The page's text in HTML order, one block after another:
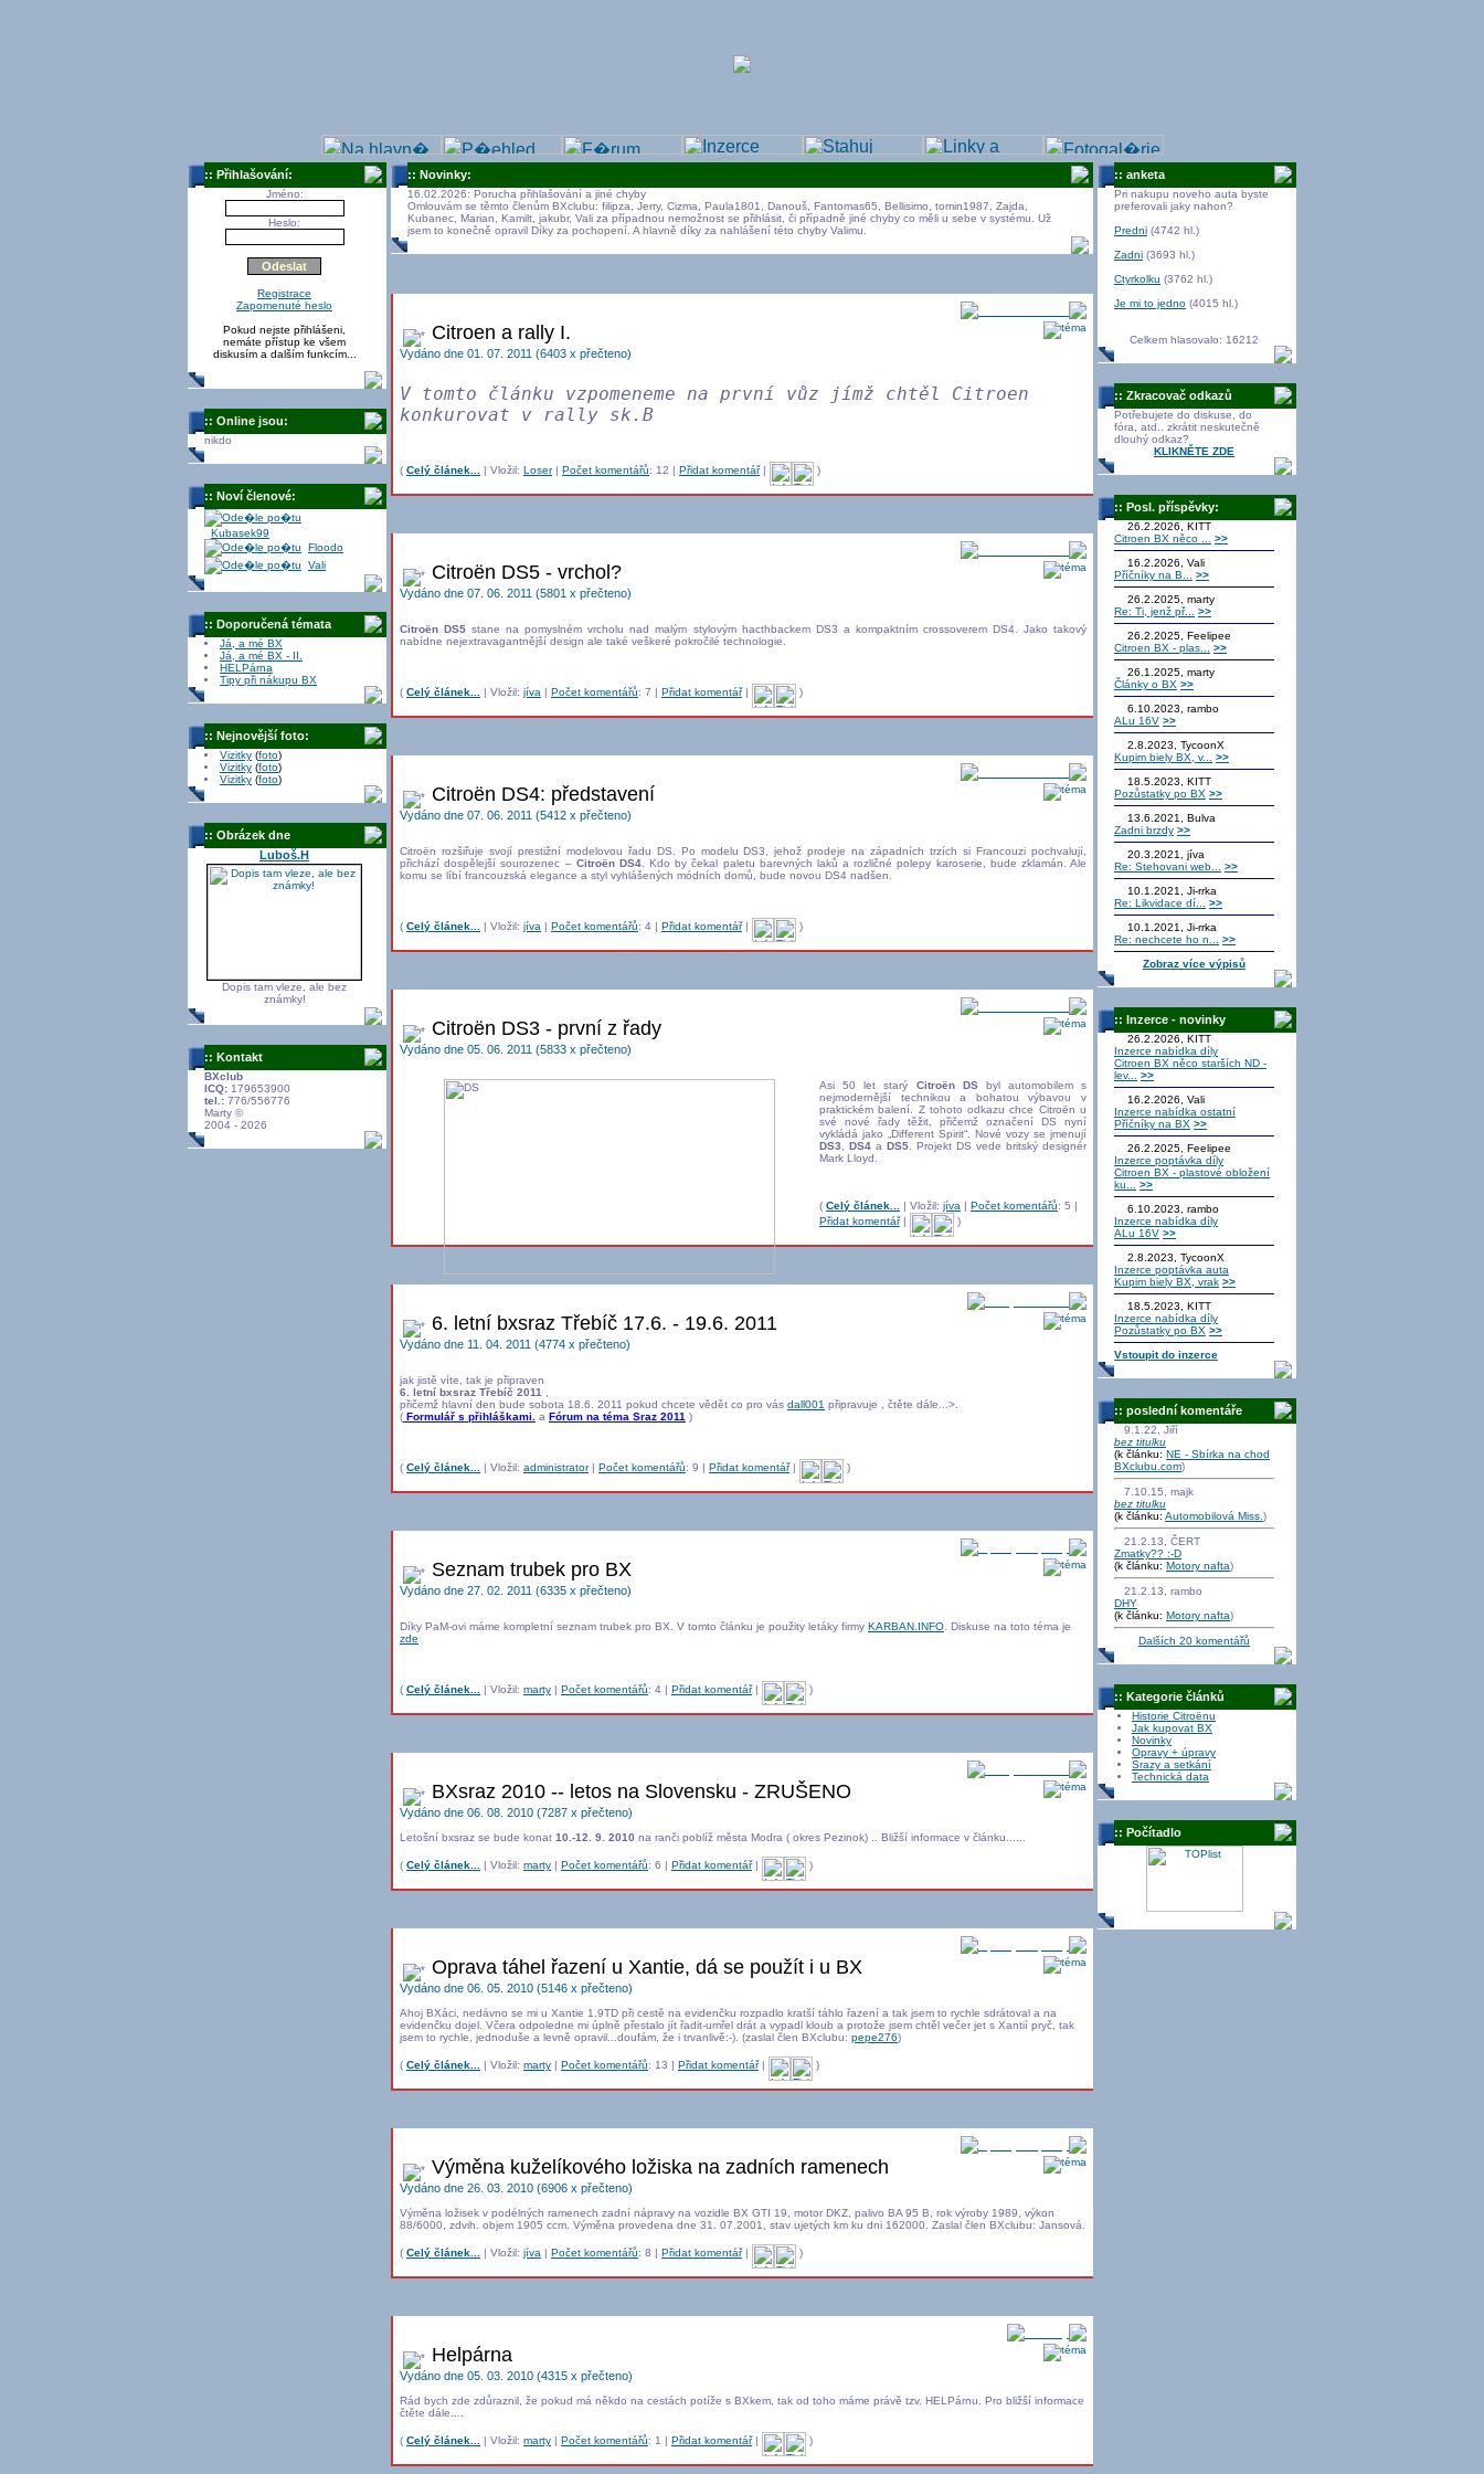
:: Přihlašování:
Jméno:
Heslo:
Registrace
Zapomenuté heslo
Pokud nejste přihlášeni,
nemáte přístup ke všem
diskusím a dalším funkcím...
:: Online jsou:
nikdo
:: Noví členové:
Kubasek99
Floodo
Vali
:: Doporučená témata
Já, a mé BX
Já, a mé BX - II.
HELPárna
Tipy při nákupu BX
:: Nejnovější foto:
Vizitky (foto)
Vizitky (foto)
Vizitky (foto)
:: Obrázek dne
Luboš.H
Dopis tam vleze, ale bez
známky!
:: Kontakt
BXclub
ICQ: 179653900
tel.: 776/556776
Marty ©
2004 - 2026
:: Novinky:
16.02.2026: Porucha přihlašování a jiné chyby
Omlouvám se těmto členům BXclubu: filipza, Jerry, Cizma, Paula1801, Danouš, Fantomas65, Bellisimo, tomin1987, Zajda,
Kubanec, Marian, Kamilt, jakubr, Vali za případnou nemožnost se přihlásit, či případně jiné chyby co měli u sebe v systému. Už
jsem to konečně opravil Díky za pochopení. A hlavně díky za nahlášení této chyby Valimu.
Citroen a rally I.
Vydáno dne 01. 07. 2011 (6403 x přečteno)
V tomto článku vzpomeneme na první vůz jímž chtěl Citroen
konkurovat v rally sk.B
( Celý článek... | Vložil: Loser| Počet komentářů: 12 | Přidat komentář| )
Citroën DS5 - vrchol?
Vydáno dne 07. 06. 2011 (5801 x přečteno)
Citroën DS5 stane na pomyslném vrcholu nad malým stylovým hacthbackem DS3 a kompaktním crossoverem DS4. Jako takový
nabídne nejextravagantnější design ale také veškeré pokročilé technologie.
( Celý článek... | Vložil: jíva | Počet komentářů: 7 | Přidat komentář| )
Citroën DS4: představení
Vydáno dne 07. 06. 2011 (5412 x přečteno)
Citroën rozšiřuje svojí prestižní modelovou řadu DS. Po modelu DS3, jehož prodeje na západních trzích si Francouzi pochvalují,
přichází dospělejší sourozenec – Citroën DS4. Kdo by čekal paletu barevných laků a rozličné polepy karoserie, bude zklamán. Ale
komu se líbí francouzská elegance a styl vyhlášených módních domů, bude novou DS4 nadšen.
( Celý článek... | Vložil: jíva | Počet komentářů: 4 | Přidat komentář| )
Citroën DS3 - první z řady
Vydáno dne 05. 06. 2011 (5833 x přečteno)
Asi 50 let starý Citroën DSbyl automobilem s
nejmodernější technikou a bohatou výbavou v
praktickém balení. Z tohoto odkazu chce Citroën u
své nové řady těžit, přičemž označení DS nyní
vykládá jako „Different Spirit“. Nové vozy se jmenují
DS3
DS4 a DS5 . Projekt DS vede britský designér
Mark Lloyd.
( Celý článek... | Vložil: jíva | Počet komentářů: 5 |
Přidat komentář| )
6. letní bxsraz Třebíč 17.6. - 19.6. 2011
Vydáno dne 11. 04. 2011 (4774 x přečteno)
jak jistě víte, tak je připraven
6. letní bxsraz Třebíč 2011
přičemž hlavní den bude sobota 18.6. 2011 pokud chcete vědět co pro vás dall001 připravuje , čtěte dále...>.
( Formulář s přihláškami. a Fórum na téma Sraz 2011 )
( Celý článek... | Vložil: administrator| Počet komentářů: 9 | Přidat komentář| )
Seznam trubek pro BX
Vydáno dne 27. 02. 2011 (6335 x přečteno)
Díky PaM-ovi máme kompletní seznam trubek pro BX. V tomto článku je použity letáky firmy KARBAN.INFO . Diskuse na toto téma je
zde
( Celý článek... | Vložil: marty | Počet komentářů: 4 | Přidat komentář| )
BXsraz 2010 -- letos na Slovensku - ZRUŠENO
Vydáno dne 06. 08. 2010 (7287 x přečteno)
Letošní bxsraz se bude konat 10.-12. 9. 2010 na ranči poblíž města Modra ( okres Pezinok) .. Bližší informace v článku......
( Celý článek... | Vložil: marty | Počet komentářů: 6 | Přidat komentář| )
Oprava táhel řazení u Xantie, dá se použít i u BX
Vydáno dne 06. 05. 2010 (5146 x přečteno)
Ahoj BXáci, nedávno se mi u Xantie 1.9TD při cestě na evidenčku rozpadlo kratší táhlo řazení a tak jsem to rychle sdrátoval a na
evidenčku dojel. Včera odpoledne mi úplně přestalo jít řadit-umřel drát a vypadl kloub a protože jsem chtěl večer jet s Xantií pryč, tak
jsem to rychle, jednoduše a levně opravil...doufám, že i trvanlivě:-). (zaslal člen BXclubu: pepe276)
( Celý článek... | Vložil: marty | Počet komentářů: 13 | Přidat komentář| )
Výměna kuželíkového ložiska na zadních ramenech
Vydáno dne 26. 03. 2010 (6906 x přečteno)
Výměna ložisek v podélných ramenech zadní nápravy na vozidle BX GTI 19, motor DKZ, palivo BA 95 B, rok výroby 1989, výkon
88/6000, zdvih. objem 1905 ccm. Výměna provedena dne 31. 07.2001, stav ujetých km ku dni 162000. Zaslal člen BXclubu: Jansová.
( Celý článek... | Vložil: jíva | Počet komentářů: 8 | Přidat komentář| )
Helpárna
Vydáno dne 05. 03. 2010 (4315 x přečteno)
Rád bych zde zdůraznil, že pokud má někdo na cestách potíže s BXkem, tak od toho máme právě tzv. HELPárnu. Pro bližší informace
čtěte dále....
( Celý článek... | Vložil: marty | Počet komentářů: 1 | Přidat komentář| )
:: anketa
Pri nakupu noveho auta byste
preferovali jaky nahon?
Predni (4742 hl.)
Zadni (3693 hl.)
Ctyrkolku (3762 hl.)
Je mi to jedno (4015 hl.)
Celkem hlasovalo: 16212
:: Zkracovač odkazů
Potřebujete do diskuse, do
fóra, atd.. zkrátit neskutečně
dlouhý odkaz?
KLIKNĚTE ZDE
:: Posl. příspěvky:
26.2.2026, KITT
Citroen BX něco ...
>>
16.2.2026, Vali
Příčníky na B...
>>
26.2.2025, marty
Re: Ti, jenž př...
>>
26.2.2025, Feelipee
Citroen BX - plas...
>>
26.1.2025, marty
Články o BX >>
6.10.2023, rambo
ALu 16V >>
2.8.2023, TycoonX
Kupim biely BX, v...
>>
18.5.2023, KITT
Pozůstatky po BX >>
13.6.2021, Bulva
Zadni brzdy >>
20.3.2021, jíva
Re: Stehovani web...
>>
10.1.2021, Ji-rrka
Re: Likvidace dí...
>>
10.1.2021, Ji-rrka
Re: nechcete ho n...
>>
Zobraz více výpisů
:: Inzerce - novinky
26.2.2026, KITT
Inzerce nabídka díly
Citroen BX něco starších ND -
lev...
>>
16.2.2026, Vali
Inzerce nabídka ostatní
Příčníky na BX >>
26.2.2025, Feelipee
Inzerce poptávka díly
Citroen BX - plastové obložení
ku...
>>
6.10.2023, rambo
Inzerce nabídka díly
ALu 16V >>
2.8.2023, TycoonX
Inzerce poptávka auta
Kupim biely BX, vrak >>
18.5.2023, KITT
Inzerce nabídka díly
Pozůstatky po BX >>
Vstoupit do inzerce
:: poslední komentáře
9.1.22, Jiří
bez titulku
(k článku: NE - Sbírka na chod
BXclubu.com)
7.10.15, majk
bez titulku
(k článku: Automobilová Miss. )
21.2.13, ČERT
Zmatky?? :-D
(k článku: Motory nafta)
21.2.13, rambo
DHY
(k článku: Motory nafta)
Dalších 20 komentářů
:: Kategorie článků
Historie Citroënu
Jak kupovat BX
Novinky
Opravy + úpravy
Srazy a setkání
Technická data
:: Počítadlo